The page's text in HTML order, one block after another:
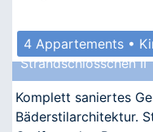
4 Appartements •
Strandschlösschen II
Komplett saniertes
Bäderstilarchitektur.